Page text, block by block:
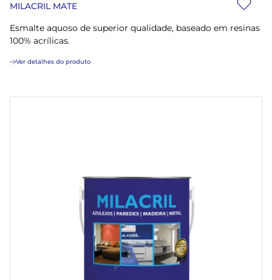
MILACRIL MATE
Esmalte aquoso de superior qualidade, baseado em resinas
100% acrílicas.
Ver detalhes do produto